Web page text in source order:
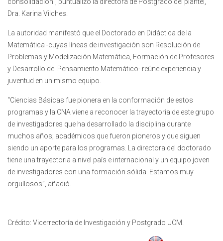
consolidación”, puntualizó la directora de Postgrado del plantel,
Dra. Karina Vilches.
La autoridad manifestó que el Doctorado en Didáctica de la
Matemática -cuyas líneas de investigación son Resolución de
Problemas y Modelización Matemática, Formación de Profesores
y Desarrollo del Pensamiento Matemático- reúne experiencia y
juventud en un mismo equipo.
“Ciencias Básicas fue pionera en la conformación de estos
programas y la CNA viene a reconocer la trayectoria de este grupo
de investigadores que ha desarrollado la disciplina durante
muchos años; académicos que fueron pioneros y que siguen
siendo un aporte para los programas. La directora del doctorado
tiene una trayectoria a nivel país e internacional y un equipo joven
de investigadores con una formación sólida. Estamos muy
orgullosos”, añadió.
Crédito: Vicerrectoría de Investigación y Postgrado UCM.